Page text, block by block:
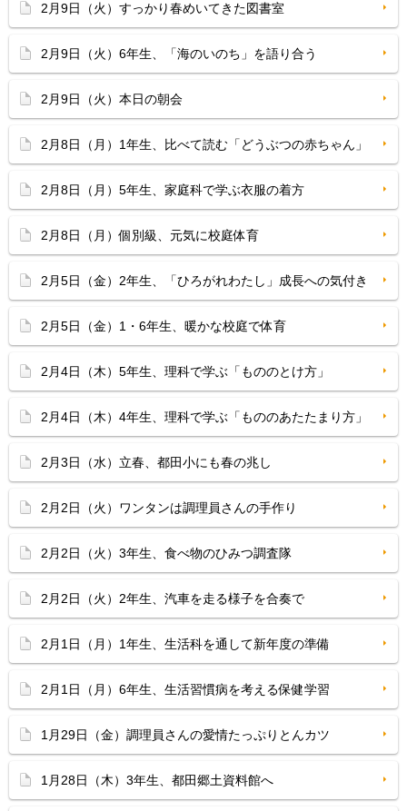
2月9日（火）すっかり春めいてきた図書室
2月9日（火）6年生、「海のいのち」を語り合う
2月9日（火）本日の朝会
2月8日（月）1年生、比べて読む「どうぶつの赤ちゃん」
2月8日（月）5年生、家庭科で学ぶ衣服の着方
2月8日（月）個別級、元気に校庭体育
2月5日（金）2年生、「ひろがれわたし」成長への気付き
2月5日（金）1・6年生、暖かな校庭で体育
2月4日（木）5年生、理科で学ぶ「もののとけ方」
2月4日（木）4年生、理科で学ぶ「もののあたたまり方」
2月3日（水）立春、都田小にも春の兆し
2月2日（火）ワンタンは調理員さんの手作り
2月2日（火）3年生、食べ物のひみつ調査隊
2月2日（火）2年生、汽車を走る様子を合奏で
2月1日（月）1年生、生活科を通して新年度の準備
2月1日（月）6年生、生活習慣病を考える保健学習
1月29日（金）調理員さんの愛情たっぷりとんカツ
1月28日（木）3年生、都田郷土資料館へ